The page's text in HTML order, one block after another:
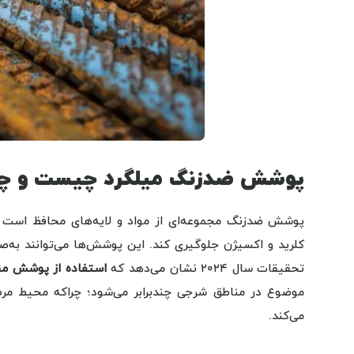
پوشش ضدزنگ میلگرد چیست و
پوشش ضدزنگ مجموعه‌ای از مواد و لایه‌های محافظ
کلرید و اکسیژن جلوگیری کند. این پوشش‌ها می‌توانند
تحقیقات سال ۲۰۲۴ نشان می‌دهد که
استفاده از پوشش
موضوع در مناطق شرجی چندبرابر می‌شود؛ چراکه محیط
می‌کند.